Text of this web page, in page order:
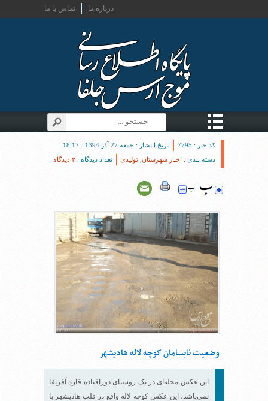
تماس با ما درباره ما
کد خبر : 7795
تاریخ انتشار : جمعه 27 آذر 1394 - 18:17
دسته بندی : اخبار شهرستان تولیدی تعداد دیدگاه : ۲ دیدگاه
وضعیت نابسامان کوچه لاله هادیشهر
این عکس محله‌ای در یک روستای دورافتاده قاره آفریقا
نمی‌باشد، این عکس کوچه لاله واقع در قلب هادیشهر با